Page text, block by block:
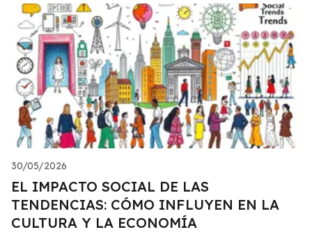
30/05/2026
EL IMPACTO SOCIAL DE LAS
TENDENCIAS: CÓMO INFLUYEN EN LA
CULTURA Y LA ECONOMÍA